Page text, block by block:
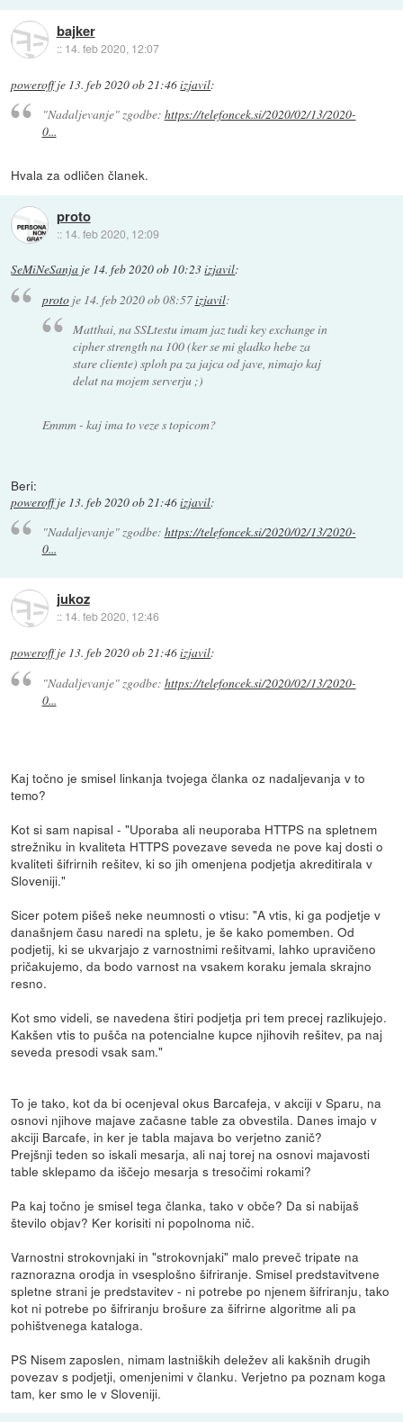
bajker
:: 14. feb 2020, 12:07
poweroffje 13. feb 2020 ob 21:46izjavil:
"Nadaljevanje" zgodbe: https://telefoncek.si/2020/02/13/2020-
0...
Hvala za odličen članek.
proto
:: 14. feb 2020, 12:09
SeMiNeSanja je 14. feb 2020 ob 10:23izjavil:
protoje 14. feb 2020 ob 08:57izjavil:
Matthai, na SSLtestu imam jaz tudi key exchange in
cipher strength na 100 (ker se mi gladko hebe za
stare cliente) sploh pa za jajca od jave, nimajo kaj
delat na mojem serverju ;)
Emmm - kaj ima to veze s topicom?
Beri:
poweroffje 13. feb 2020 ob 21:46izjavil:
"Nadaljevanje" zgodbe: https://telefoncek.si/2020/02/13/2020-
0...
jukoz
:: 14. feb 2020, 12:46
poweroffje 13. feb 2020 ob 21:46izjavil:
"Nadaljevanje" zgodbe: https://telefoncek.si/2020/02/13/2020-
0...
Kaj točno je smisel linkanja tvojega članka oz nadaljevanja v to
temo?
Kot si sam napisal - "Uporaba ali neuporaba HTTPS na spletnem
strežniku in kvaliteta HTTPS povezave seveda ne pove kaj dosti o
kvaliteti šifrirnih rešitev, ki so jih omenjena podjetja akreditirala v
Sloveniji."
Sicer potem pišeš neke neumnosti o vtisu: "A vtis, ki ga podjetje v
današnjem času naredi na spletu, je še kako pomemben. Od
podjetij, ki se ukvarjajo z varnostnimi rešitvami, lahko upravičeno
pričakujemo, da bodo varnost na vsakem koraku jemala skrajno
resno.
Kot smo videli, se navedena štiri podjetja pri tem precej razlikujejo.
Kakšen vtis to pušča na potencialne kupce njihovih rešitev, pa naj
seveda presodi vsak sam."
To je tako, kot da bi ocenjeval okus Barcafeja, v akciji v Sparu, na
osnovi njihove majave začasne table za obvestila. Danes imajo v
akciji Barcafe, in ker je tabla majava bo verjetno zanič?
Prejšnji teden so iskali mesarja, ali naj torej na osnovi majavosti
table sklepamo da iščejo mesarja s tresočimi rokami?
Pa kaj točno je smisel tega članka, tako v obče? Da si nabijaš
število objav? Ker korisiti ni popolnoma nič.
Varnostni strokovnjaki in "strokovnjaki" malo preveč tripate na
raznorazna orodja in vsesplošno šifriranje. Smisel predstavitvene
spletne strani je predstavitev - ni potrebe po njenem šifriranju, tako
kot ni potrebe po šifriranju brošure za šifrirne algoritme ali pa
pohištvenega kataloga.
PS Nisem zaposlen, nimam lastniških deležev ali kakšnih drugih
povezav s podjetji, omenjenimi v članku. Verjetno pa poznam koga
tam, ker smo le v Sloveniji.